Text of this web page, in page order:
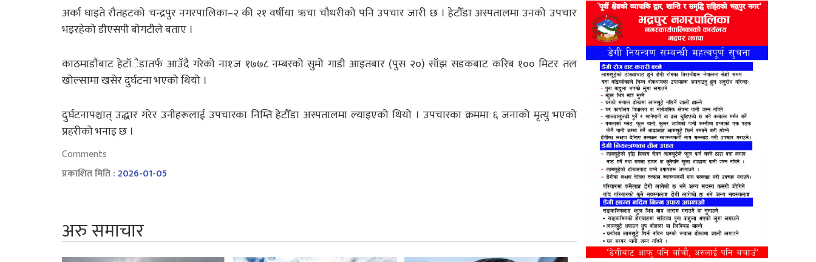
अर्का घाइते रौतहटको चन्द्रपुर नगरपालिका–२ की २१ वर्षीया ऋचा चौधरीको पनि उपचार जारी छ । हेटौँडा अस्पतालमा उनको उपचार
भइरहेको डीएसपी बोगटीले बताए ।
काठमाडौंबाट हेटाँैडातर्फ आउँदै गरेको ना१ज १७७८ नम्बरको सुमो गाडी आइतबार (पुस २०) साँझ सडकबाट करिब १०० मिटर तल
खोल्सामा खसेर दुर्घटना भएको थियो ।
दुर्घटनापश्चात् उद्धार गरेर उनीहरूलाई उपचारका निम्ति हेटौँडा अस्पतालमा ल्याइएको थियो । उपचारका क्रममा ६ जनाको मृत्यु भएको
प्रहरीको भनाइ छ ।
Comments
प्रकाशित मिति :2026-01-05
अरु समाचार